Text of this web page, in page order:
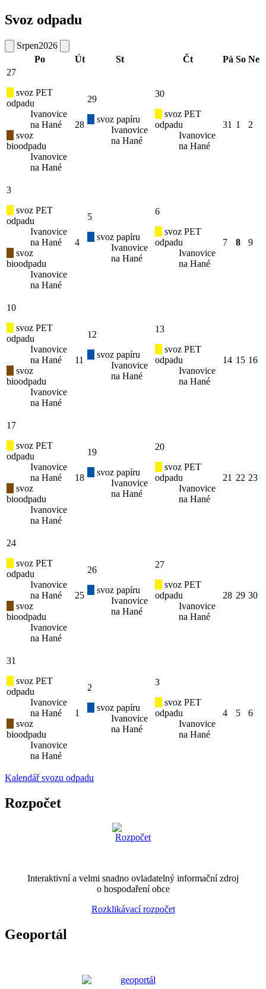
Svoz odpadu
Srpen2026
Po
Út St Čt Pá So Ne
27
svoz PET
odpadu
Ivanovice
na Hané
svoz
bioodpadu
Ivanovice
na Hané
28
29
svoz papíru
Ivanovice
na Hané
30
svoz PET
odpadu
Ivanovice
na Hané
31 1 2
3
svoz PET
odpadu
Ivanovice
na Hané
svoz
bioodpadu
Ivanovice
na Hané
4
5
svoz papíru
Ivanovice
na Hané
6
svoz PET
odpadu
Ivanovice
na Hané
7 8 9
10
svoz PET
odpadu
Ivanovice
na Hané
svoz
bioodpadu
Ivanovice
na Hané
11
12
svoz papíru
Ivanovice
na Hané
13
svoz PET
odpadu
Ivanovice
na Hané
14 15 16
17
svoz PET
odpadu
Ivanovice
na Hané
svoz
bioodpadu
Ivanovice
na Hané
18
19
svoz papíru
Ivanovice
na Hané
20
svoz PET
odpadu
Ivanovice
na Hané
21 22 23
24
svoz PET
odpadu
Ivanovice
na Hané
svoz
bioodpadu
Ivanovice
na Hané
25
26
svoz papíru
Ivanovice
na Hané
27
svoz PET
odpadu
Ivanovice
na Hané
28 29 30
31
svoz PET
odpadu
Ivanovice
na Hané
svoz
bioodpadu
Ivanovice
na Hané
1
2
svoz papíru
Ivanovice
na Hané
3
svoz PET
odpadu
Ivanovice
na Hané
4 5 6
Kalendář svozu odpadu
Rozpočet
Interaktivní a velmi snadno ovladatelný informační zdroj
o hospodaření obce
Rozklikávací rozpočet
Geoportál